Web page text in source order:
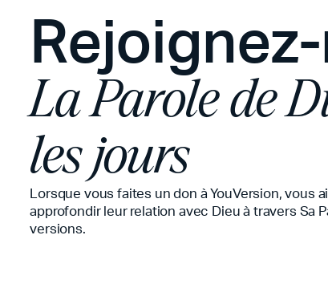
La Parole de
les jours
Lorsque vous faites un don à YouVersion, vous
approfondir leur relation avec Dieu à travers Sa
versions.